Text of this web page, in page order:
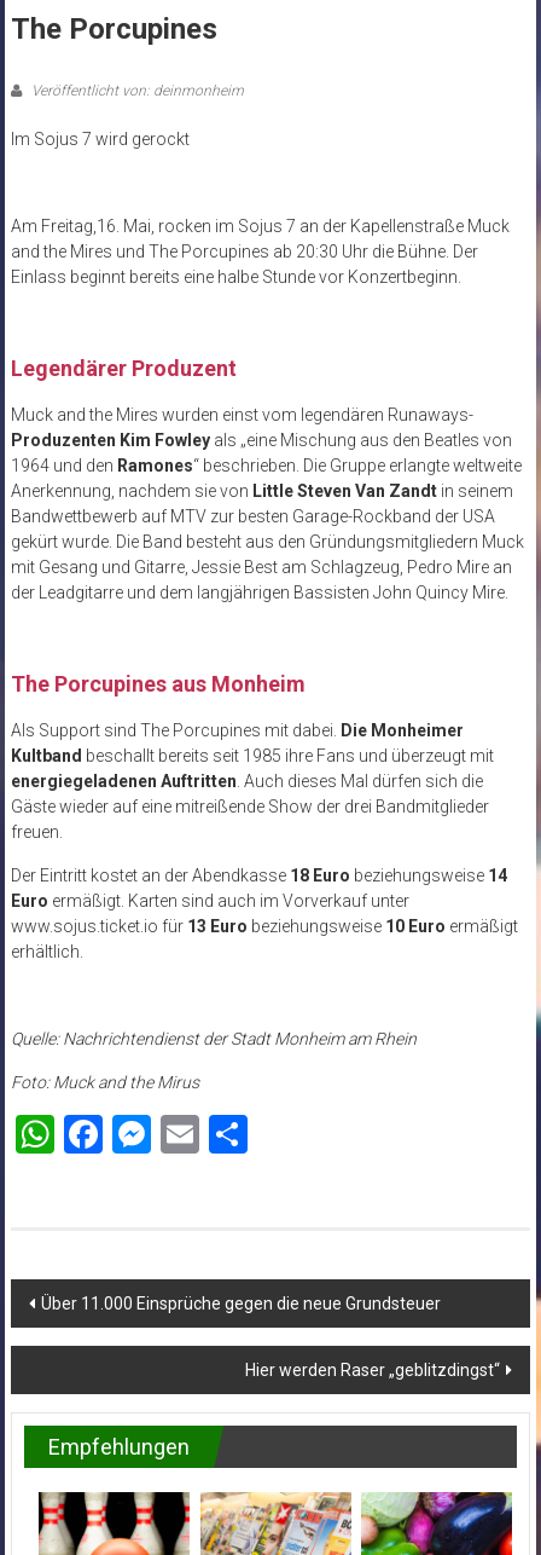
The Porcupines
Veröffentlicht von: deinmonheim
Im Sojus 7 wird gerockt
Am Freitag,16. Mai, rocken im Sojus 7 an der Kapellenstraße Muck
and the Mires und The Porcupines ab 20:30 Uhr die Bühne. Der
Einlass beginnt bereits eine halbe Stunde vor Konzertbeginn.
Legendärer Produzent
Muck and the Mires wurden einst vom legendären Runaways-
Produzenten Kim Fowleyals „eine Mischung aus den Beatles von
1964 und den Ramones“ beschrieben. Die Gruppe erlangte weltweite
Anerkennung, nachdem sie von Little Steven Van Zandtin seinem
Bandwettbewerb auf MTV zur besten Garage-Rockband der USA
gekürt wurde. Die Band besteht aus den Gründungsmitgliedern Muck
mit Gesang und Gitarre, Jessie Best am Schlagzeug, Pedro Mire an
der Leadgitarre und dem langjährigen Bassisten John Quincy Mire.
The Porcupines aus Monheim
Als Support sind The Porcupines mit dabei. Die Monheimer
Kultband beschallt bereits seit 1985 ihre Fans und überzeugt mit
energiegeladenen Auftritten. Auch dieses Mal dürfen sich die
Gäste wieder auf eine mitreißende Show der drei Bandmitglieder
freuen.
Der Eintritt kostet an der Abendkasse18 Euro beziehungsweise14
Euro ermäßigt. Karten sind auch im Vorverkauf unter
www.sojus.ticket.io für 13 Euro beziehungsweise 10 Euro ermäßigt
erhältlich.
Quelle: Nachrichtendienst der Stadt Monheim am Rhein
Foto: Muck and the Mirus
WhatsApp
Facebook
Messenger
EmailTeilen
Beitragsnavigation
Über 11.000 Einsprüche gegen die neue Grundsteuer
Hier werden Raser „geblitzdingst“
Empfehlungen